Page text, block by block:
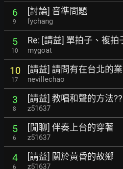
6
9
[討論] 音準問題
fychang
5
10
Re: [請益] 單拍子、複拍
mygoat
10
17
[請益] 請問有在台北的
nevillechao
3
8
[請益] 教唱和聲的方法??
z51637
5
6
[閒聊] 伴奏上台的穿著
z51637
4
6
[請益] 關於黃昏的故鄉
z51637